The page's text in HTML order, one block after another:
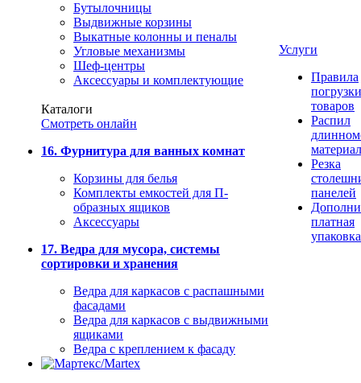
Бутылочницы
Выдвижные корзины
Выкатные колонны и пеналы
Угловые механизмы
Шеф-центры
Аксессуары и комплектующие
Каталоги
Смотреть онлайн
16. Фурнитура для ванных комнат
Корзины для белья
Комплекты емкостей для П-
образных ящиков
Аксессуары
17. Ведра для мусора, системы
сортировки и хранения
Ведра для каркасов с распашными
фасадами
Ведра для каркасов с выдвижными
ящиками
Ведра с креплением к фасаду
Услуги
Правила
погрузки
товаров
Распил
Резка
панелей
платная
упаковка